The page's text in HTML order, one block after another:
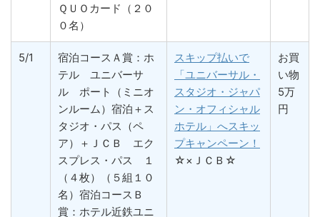
ＱＵＯカード（２０
０名）
5/1
宿泊コースＡ賞：ホ
テル ユニバーサ
ル ポート（ミニオ
ンルーム）宿泊＋ス
タジオ・パス（ペ
ア）＋ＪＣＢ エク
スプレス・パス １
（４枚）（５組１０
名）宿泊コースＢ
賞：ホテル近鉄ユニ
スキップ払いで
「ユニバーサル・
スタジオ・ジャパ
ン・オフィシャル
ホテル」へスキッ
プキャンペーン！
☆×ＪＣＢ☆
お買
い物
5万
円